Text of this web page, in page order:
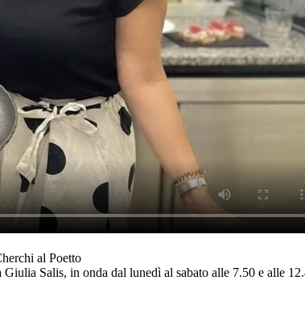
al Poetto
Salis, in onda dal lunedì al sabato alle 7.50 e alle